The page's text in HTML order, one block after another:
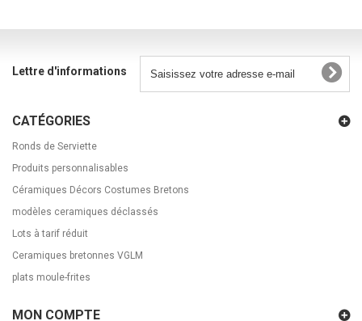
Lettre d'informations
CATÉGORIES
Ronds de Serviette
Produits personnalisables
Céramiques Décors Costumes Bretons
modèles ceramiques déclassés
Lots à tarif réduit
Ceramiques bretonnes VGLM
plats moule-frites
MON COMPTE